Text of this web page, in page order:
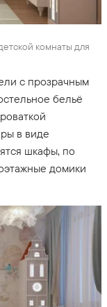
комнаты для
с прозрачным
бельё
в виде
шкафы, по
домики